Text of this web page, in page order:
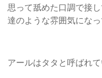
思って舐めた口調で接
達のような雰囲気になっ
アールはタタと呼ばれ